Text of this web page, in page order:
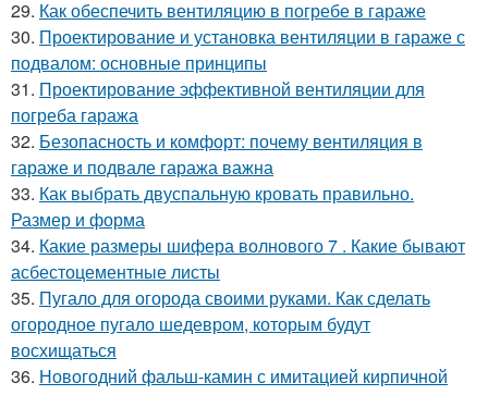
29. Как обеспечить вентиляцию в погребе в гараже
30. Проектирование и установка вентиляции в гараже с
подвалом: основные принципы
31. Проектирование эффективной вентиляции для
погреба гаража
32. Безопасность и комфорт: почему вентиляция в
гараже и подвале гаража важна
33. Как выбрать двуспальную кровать правильно.
Размер и форма
34. Какие размеры шифера волнового 7 . Какие бывают
асбестоцементные листы
35. Пугало для огорода своими руками. Как сделать
огородное пугало шедевром, которым будут
восхищаться
36. Новогодний фальш-камин с имитацией кирпичной